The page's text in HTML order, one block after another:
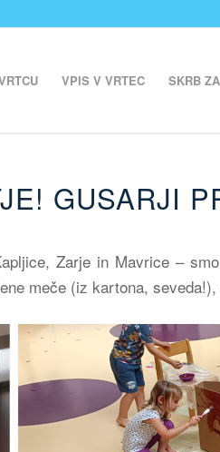
VPIS V VRTEC SKRB
GUSARJI
Zarje in Mavrice –
meče (iz kartona,